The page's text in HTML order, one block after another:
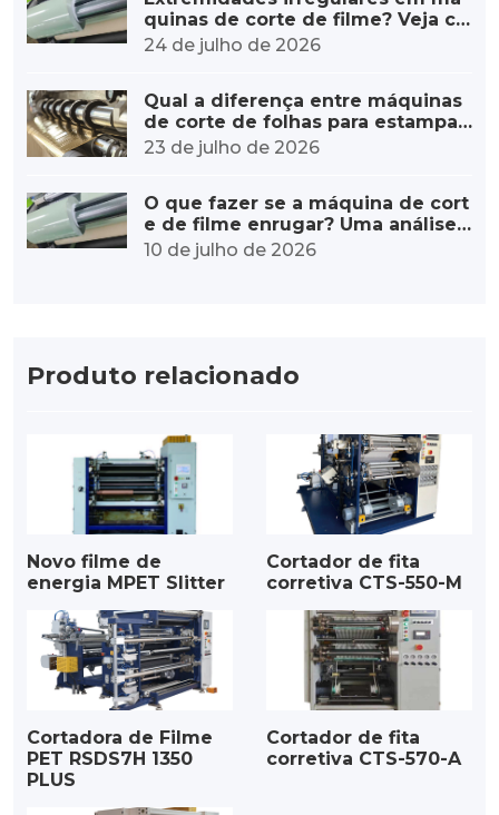
quinas de corte de filme? Veja co
mo ajustar a tensão durante o reb
obinamento.
24 de julho de 2026
Qual a diferença entre máquinas
de corte de folhas para estampag
em a quente e máquinas de cort
e de filmes comuns?
23 de julho de 2026
O que fazer se a máquina de cort
e de filme enrugar? Uma análise
completa, desde as causas princi
pais até as soluções.
10 de julho de 2026
Produto relacionado
Novo filme de
energia MPET Slitter
Cortador de fita
corretiva CTS-550-M
Cortadora de Filme
PET RSDS7H 1350
PLUS
Cortador de fita
corretiva CTS-570-A